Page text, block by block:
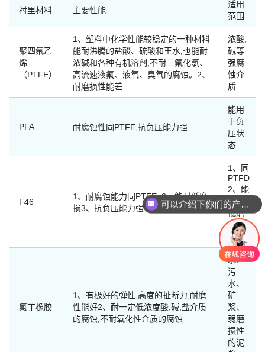
衬里材料 主要性能
适用
范围
聚四氟乙
烯
（PTFE）
1、塑料中化学性能较稳定的一种材料
能耐沸腾的盐酸、硫酸和王水,也能耐
浓碱和各种有机溶剂,不耐三氟化氯、
高流速液氟、液氧、臭氧的腐蚀。2、
耐磨损性能差
浓酸,
碱等
强腐
蚀介
质
PFA 耐腐蚀性同PTFE,抗负压能力强
能用
于负
压状
态
F46
1、耐腐蚀能力同PTFE 2、能耐低磨
损3、抗负压能力强
1、同
PTFD
2、能
用于
低磨
损介
质
氯丁橡胶
1、有极好的弹性,高度的扯断力,耐磨
性能好2、耐一定低浓度酸,碱,盐介质
的腐蚀,不耐氧化性介质的腐蚀
水、
污
水、
矿
浆、
弱磨
损性
的泥
可以介绍下你们的产品么
你们是怎么收费的呢